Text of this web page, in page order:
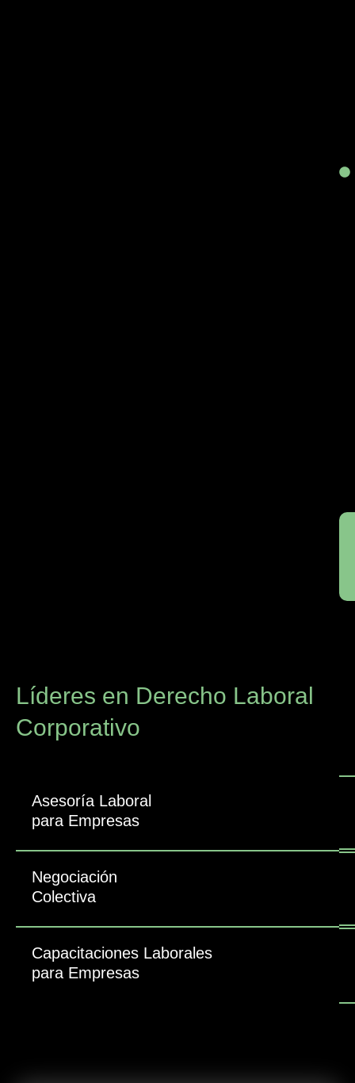
Líderes en Derecho Laboral
Corporativo
Asesoría Laboral
para Empresas
Negociación
Colectiva
Capacitaciones Laborales
para Empresas